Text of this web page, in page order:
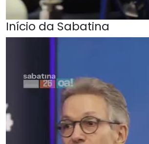
Início da Sabatina